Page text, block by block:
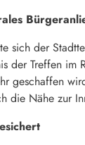
sich der
der Treffen
geschaffen
die Nähe zur